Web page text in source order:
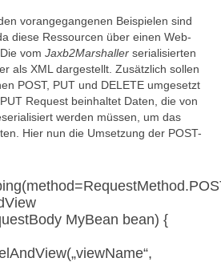
vorangegangenen Beispielen sind
diese Ressourcen über einen Web-
vom Jaxb2Marshaller serialisierten
als XML dargestellt. Zusätzlich sollen
POST, PUT und DELETE umgesetzt
Request beinhaltet Daten, die von
werden müssen, um das
Hier nun die Umsetzung der POST-
MyBean bean) {